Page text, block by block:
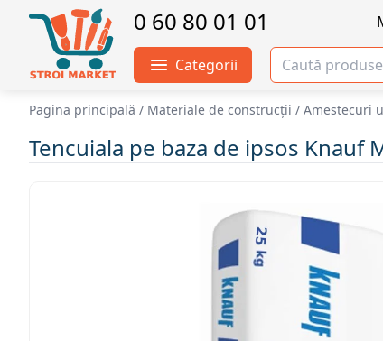
0 60 80 01 01
Categorii
Pagina principală / Materiale de construcții / Amestecuri
Tencuiala pe baza de ipsos Knauf